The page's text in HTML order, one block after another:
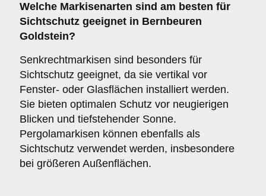
Welche Markisenarten sind am besten für
Sichtschutz geeignet in Bernbeuren
Goldstein?
Senkrechtmarkisen sind besonders für
Sichtschutz geeignet, da sie vertikal vor
Fenster- oder Glasflächen installiert werden.
Sie bieten optimalen Schutz vor neugierigen
Blicken und tiefstehender Sonne.
Pergolamarkisen können ebenfalls als
Sichtschutz verwendet werden, insbesondere
bei größeren Außenflächen.